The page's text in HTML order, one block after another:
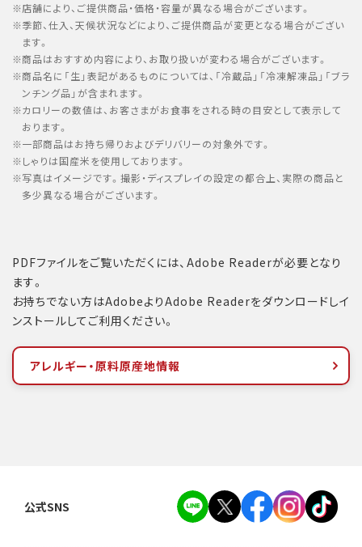
店舗により、ご提供商品・価格・容量が異なる場合がございます。
季節、仕入、天候状況などにより、ご提供商品が変更となる場合がござい
ます。
商品はおすすめ内容により、お取り扱いが変わる場合がございます。
商品名に「生」表記があるものについては、「冷蔵品」「冷凍解凍品」「ブラ
ンチング品」が含まれます。
カロリーの数値は、お客さまがお食事をされる時の目安として表示して
おります。
一部商品はお持ち帰りおよびデリバリーの対象外です。
しゃりは国産米を使用しております。
写真はイメージです。撮影・ディスプレイの設定の都合上、実際の商品と
多少異なる場合がございます。
PDFファイルをご覧いただくには、Adobe Readerが必要となり
ます。
お持ちでない方はAdobeよりAdobe Readerをダウンロードしイ
ンストールしてご利用ください。
アレルギー・原料原産地情報
公式SNS